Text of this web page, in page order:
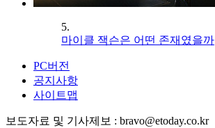
5.
마이클 잭슨은 어떤 존재였을까
PC버전
공지사항
사이트맵
보도자료 및 기사제보 : bravo@etoday.co.kr